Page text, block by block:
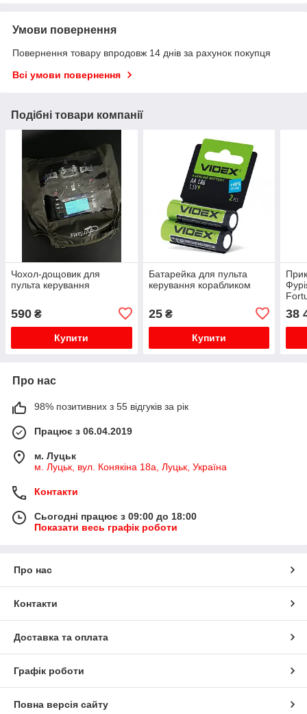
Умови повернення
Повернення товару впродовж 14 днів за рахунок покупця
Всі умови повернення
Подібні товари компанії
Чохол-дощовик для
пульта керування
590 ₴
Купити
Батарейка для пульта
керування корабликом
25₴
Купити
38
Про нас
98% позитивних з 55 відгуків за рік
Працює з 06.04.2019
м. Луцьк
м. Луцьк, вул. Конякіна 18а, Луцьк, Україна
Контакти
Сьогодні працює з 09:00 до 18:00
Показати весь графік роботи
Про нас
Контакти
Доставка та оплата
Графік роботи
Повна версія сайту